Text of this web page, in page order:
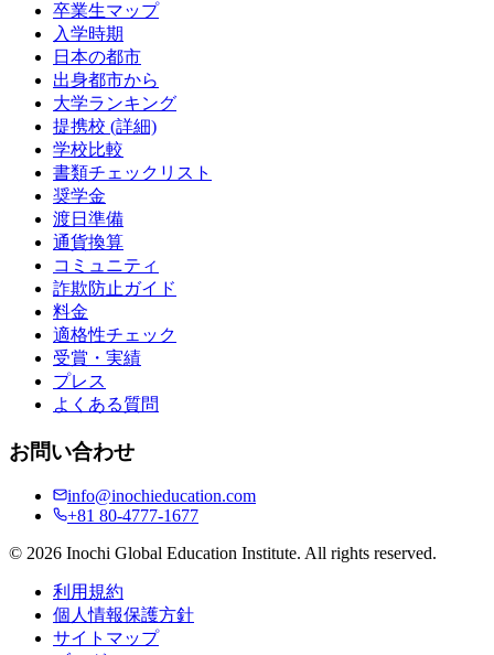
卒業生マップ
入学時期
日本の都市
出身都市から
大学ランキング
提携校 (詳細)
学校比較
書類チェックリスト
奨学金
渡日準備
通貨換算
コミュニティ
詐欺防止ガイド
料金
適格性チェック
受賞・実績
プレス
よくある質問
お問い合わせ
info@inochieducation.com
+81 80-4777-1677
© 2026 Inochi Global Education Institute. All rights reserved.
利用規約
個人情報保護方針
サイトマップ